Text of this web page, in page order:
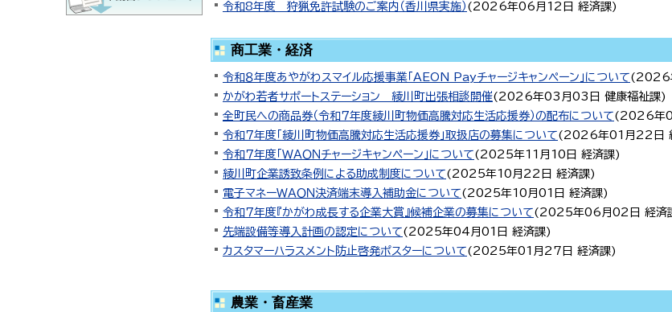
令和8年度 狩猟免許試験のご案内（香川県実施） ( 2026年06月12日 経済課)
商工業・経済
令和８年度あやがわスマイル応援事業「AEON Payチャージキャンペーン」について( 2026
かがわ若者サポートステーション 綾川町出張相談開催( 2026年03月03日 健康福祉課)
全町民への商品券（令和７年度綾川町物価高騰対応生活応援券）の配布について( 2026年
令和７年度「綾川町物価高騰対応生活応援券」取扱店の募集について( 2026年01月22日
令和７年度「ＷＡＯＮチャージキャンペーン」について( 2025年11月10日 経済課)
綾川町企業誘致条例による助成制度について( 2025年10月22日 経済課)
電子マネーＷＡＯＮ決済端末導入補助金について( 2025年10月01日 経済課)
令和７年度『かがわ成長する企業大賞』候補企業の募集について( 2025年06月02日 経済
先端設備等導入計画の認定について( 2025年04月01日 経済課)
カスタマーハラスメント防止啓発ポスターについて( 2025年01月27日 経済課)
農業・畜産業